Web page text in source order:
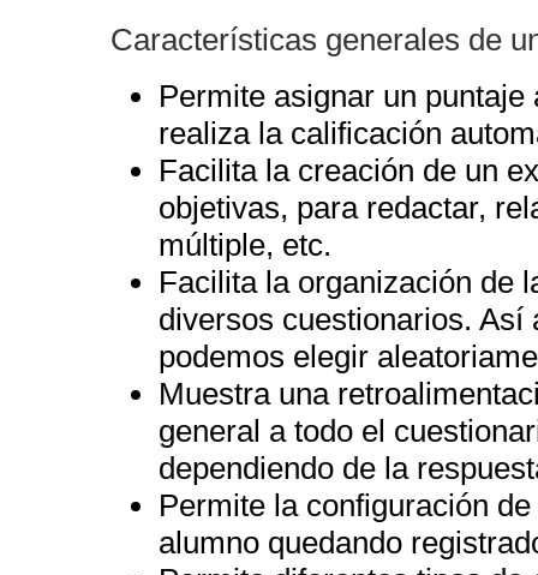
Características generales de
Permite asignar un
realiza la calificación
Facilita la creación de un
objetivas, para redactar,
múltiple, etc.
Facilita la organización de
diversos cuestionarios. Así
podemos elegir
Muestra una
general a todo el
dependiendo de la
Permite la configuración
alumno quedando